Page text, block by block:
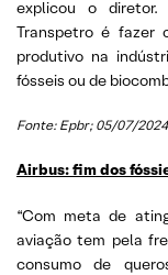
explicou o
Transpetro é fazer
produtivo na
fósseis ou de
Fonte: Epbr; 05/07/2024
Airbus: fim dos
“Com meta de
aviação tem pela
consumo de